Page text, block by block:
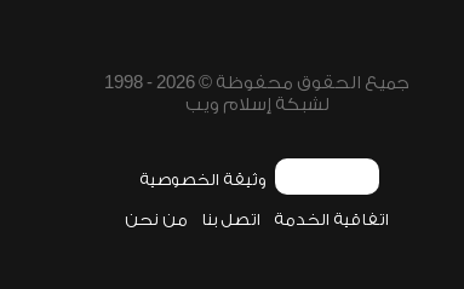
جميع الحقوق محفوظة © 2026 - 1998
لشبكة إسلام ويب
وثيقة الخصوصية
اتفاقية الخدمة اتصل بنا من نحن